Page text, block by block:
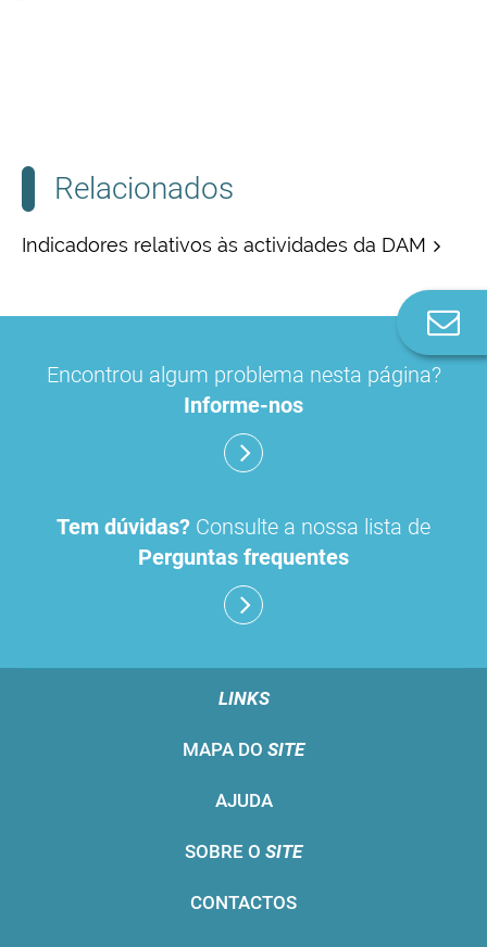
Relacionados
Indicadores relativos às actividades da DAM
Encontrou algum problema nesta página?
Informe-nos
Tem dúvidas? Consulte a nossa lista de
Perguntas frequentes
LINKS
MAPA DO SITE
AJUDA
SOBRE O SITE
CONTACTOS